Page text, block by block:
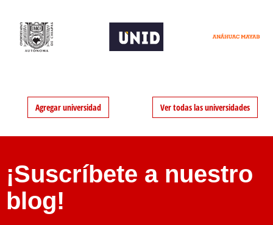
Agregar universidad Ver todas las universidades
¡Suscríbete a nuestro
blog!